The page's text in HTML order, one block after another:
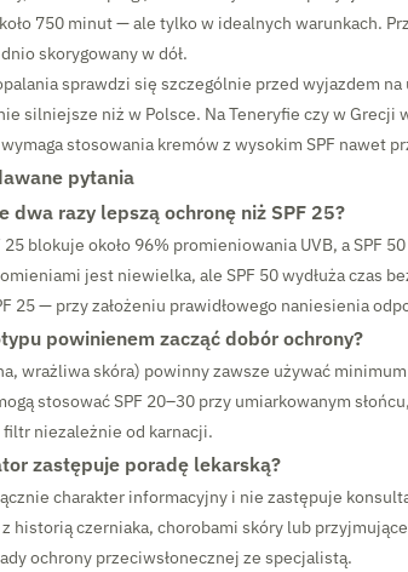
750 minut — ale tylko w idealnych warunkach.
skorygowany w dół.
sprawdzi się szczególnie przed wyjazdem
silniejsze niż w Polsce. Na Teneryfie czy w Grecji
stosowania kremów z wysokim SPF nawet
pytania
dwa razy lepszą ochronę niż SPF 25?
25 blokuje około 96% promieniowania UVB, a SPF
jest niewielka, ale SPF 50 wydłuża czas
25 — przy założeniu prawidłowego naniesienia
powinienem zacząć dobór ochrony?
wrażliwa skóra) powinny zawsze używać minimum
stosować SPF 20–30 przy umiarkowanym
niezależnie od karnacji.
zastępuje poradę lekarską?
charakter informacyjny i nie zastępuje
historią czerniaka, chorobami skóry lub
ochrony przeciwsłonecznej ze specjalistą.